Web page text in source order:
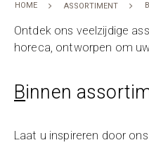
HOME ASSORTIMENT
Ontdek ons veelzijdige
horeca, ontworpen om
Binnen
Laat u inspireren door